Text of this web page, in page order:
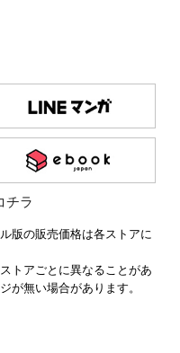
チラ
版の販売価格は各ストアに
トアごとに異なることがあ
が無い場合があります。